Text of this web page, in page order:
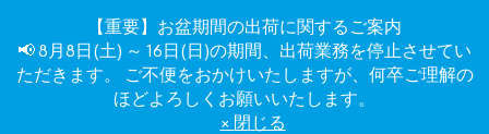
【重要】お盆期間の出荷に関するご案内
📢 8月8日(土) ～ 16日(日)の期間、出荷業務を停止させてい
ただきます。 ご不便をおかけいたしますが、何卒ご理解の
ほどよろしくお願いいたします。
× 閉じる